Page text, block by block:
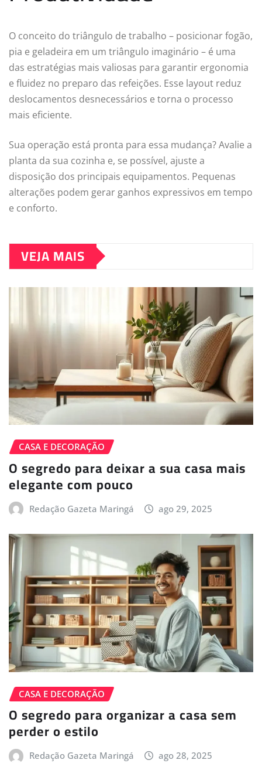
O conceito do triângulo de trabalho – posicionar fogão,
pia e geladeira em um triângulo imaginário – é uma
das estratégias mais valiosas para garantir ergonomia
e fluidez no preparo das refeições. Esse layout reduz
deslocamentos desnecessários e torna o processo
mais eficiente.
Sua operação está pronta para essa mudança? Avalie a
planta da sua cozinha e, se possível, ajuste a
disposição dos principais equipamentos. Pequenas
alterações podem gerar ganhos expressivos em tempo
e conforto.
VEJA MAIS
CASA E DECORAÇÃO
O segredo para deixar a sua casa mais
elegante com pouco
Redação Gazeta Maringá ago 29, 2025
CASA E DECORAÇÃO
O segredo para organizar a casa sem
perder o estilo
Redação Gazeta Maringá ago 28, 2025